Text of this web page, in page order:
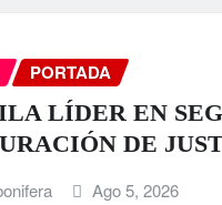
PORTADA
LÍDER EN
DE
Ago 5, 2026